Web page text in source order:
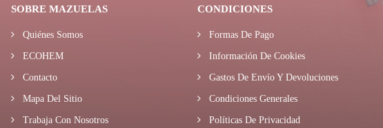
SOBRE MAZUELAS
Quiénes Somos
ECOHEM
Contacto
Mapa Del Sitio
Trabaja Con Nosotros
CONDICIONES
Formas De Pago
Información De Cookies
Gastos De Envío Y Devoluciones
Condiciones Generales
Políticas De Privacidad